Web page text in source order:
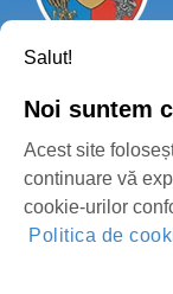
Salut!
Noi suntem
Acest site
continuare vă
cookie-urilor
Politica de